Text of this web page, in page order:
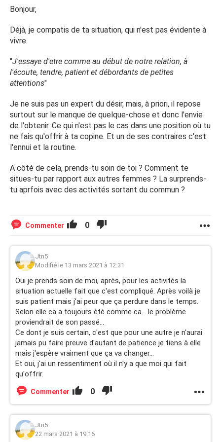
limite à froid. Elle a souvent mal, n'aime pas tester des
J'ai essayé de lui en parler à plusieurs reprises mais je me
pas pas envie de la quitter, encore moins de la tromper
mais j'arrive à un stade ou je me demande si ça serve à
quelque chose que je sois patient, je doute à tous les
Je me dis qu'en venant ici, des femmes ou des hommes
qui ont connu une situation similaire pourront peut-etre
me livrer des temoignages qui m'aideront à y voir plus
claire?
Merci d'avance,
Bonjour,
Déjà, je compatis de ta situation, qui n'est pas évidente à
vivre.
"J'essaye d'etre comme au début de notre relation, à
l'écoute, tendre, patient et débordants de petites
attentions"
Je ne suis pas un expert du désir, mais, à priori, il repose
surtout sur le manque de quelque-chose et donc l'envie
de l'obtenir. Ce qui n'est pas le cas dans une position où tu
ne fais qu'offrir à ta copine. Et un de ses contraires c'est
l'ennui et la routine.
A côté de cela, prends-tu soin de toi ? Comment te
situes-tu par rapport aux autres femmes ? La surprends-
tu aprfois avec des activités sortant du commun ?
Commenter 0
Jtn5
Modifié le 13 mars 2021 à 12:31
Oui je prends soin de moi, après, pour les activités la
situation actuelle fait que c'est compliqué. Après voilà je
suis patient mais j'ai peur que ça perdure dans le temps.
Selon elle ca a toujours été comme ca... le problème
proviendrait de son passé...
Ce dont je suis certain, c'est que pour une autre je n'aurai
jamais pu faire preuve d'autant de patience je tiens à elle
mais j'espère vraiment que ça va changer...
Et oui, j'ai un ressentiment où il n'y a que moi qui fait
qu'offrir.
Commenter 0
Jtn5
22 mars 2021 à 19:16